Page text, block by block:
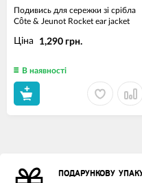
Подивись для сережки зі срібла
Côte & Jeunot Rocket ear jacket
Ціна 1,290 грн.
В наявності
ПОДАРУНКОВУ